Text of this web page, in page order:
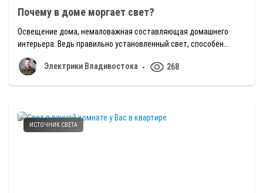
Почему в доме моргает свет?
Освещение дома, немаловажная составляющая домашнего
интерьера. Ведь правильно установленный свет, способен...
Электрики Владивостока 268
ИСТОЧНИК СВЕТА